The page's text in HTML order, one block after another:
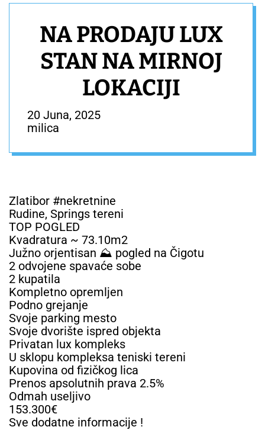
NA PRODAJU LUX
STAN NA MIRNOJ
LOKACIJI
20 Juna, 2025
milica
Zlatibor #nekretnine
Rudine, Springs tereni
TOP POGLED
Kvadratura ~ 73.10m2
Južno orjentisan ⛰️ pogled na Čigotu
2 odvojene spavaće sobe
2 kupatila
Kompletno opremljen
Podno grejanje
Svoje parking mesto
Svoje dvorište ispred objekta
Privatan lux kompleks
U sklopu kompleksa teniski tereni
Kupovina od fizičkog lica
Prenos apsolutnih prava 2.5%
Odmah useljivo
153.300€
Sve dodatne informacije !